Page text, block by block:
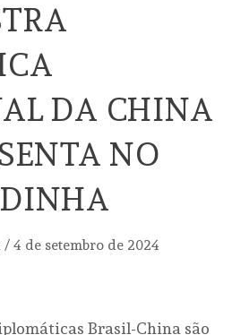
DA CHINA
NO
/ 4 de setembro de 2024
Brasil-China são